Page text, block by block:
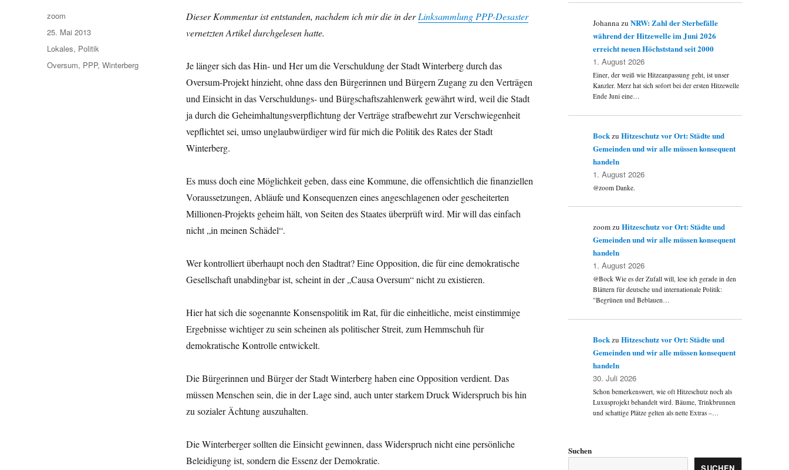
Dieser Kommentar ist entstanden, nachdem ich mir die in derLinksammlung PPP-Desaster
vernetzten Artikel durchgelesen hatte.
Je länger sich das Hin- und Her um die Verschuldung der Stadt Winterberg durch das
Oversum-Projekt hinzieht, ohne dass den Bürgerinnen und Bürgern Zugang zu den Verträgen
und Einsicht in das Verschuldungs- und Bürgschaftszahlenwerk gewährt wird, weil die Stadt
ja durch die Geheimhaltungsverpflichtung der Verträge strafbewehrt zur Verschwiegenheit
vepflichtet sei, umso unglaubwürdiger wird für mich die Politik des Rates der Stadt
Winterberg.
Es muss doch eine Möglichkeit geben, dass eine Kommune, die offensichtlich die finanziellen
Voraussetzungen, Abläufe und Konsequenzen eines angeschlagenen oder gescheiterten
Millionen-Projekts geheim hält, von Seiten des Staates überprüft wird. Mir will das einfach
nicht „in meinen Schädel“.
Wer kontrolliert überhaupt noch den Stadtrat? Eine Opposition, die für eine demokratische
Gesellschaft unabdingbar ist, scheint in der „Causa Oversum“ nicht zu existieren.
Hier hat sich die sogenannte Konsenspolitik im Rat, für die einheitliche, meist einstimmige
Ergebnisse wichtiger zu sein scheinen als politischer Streit, zum Hemmschuh für
demokratische Kontrolle entwickelt.
Die Bürgerinnen und Bürger der Stadt Winterberg haben eine Opposition verdient. Das
müssen Menschen sein, die in der Lage sind, auch unter starkem Druck Widerspruch bis hin
zu sozialer Ächtung auszuhalten.
Die Winterberger sollten die Einsicht gewinnen, dass Widerspruch nicht eine persönliche
Beleidigung ist, sondern die Essenz der Demokratie.
Autor
zoom
Veröffentlicht
am
25. Mai 2013
Kategorien
Lokales, Politik
Schlagwörter
Oversum, PPP,Winterberg
JohannazuNRW: Zahl der Sterbefälle
während der Hitzewelle im Juni 2026
erreicht neuen Höchststand seit 2000
1. August 2026
Einer, der weiß wie Hitzeanpassung geht, ist unser
Kanzler. Merz hat sich sofort bei der ersten Hitzewelle
Ende Juni eine…
BockzuHitzeschutz vor Ort: Städte und
Gemeinden und wir alle müssen konsequent
handeln
1. August 2026
@zoom Danke.
zoomzuHitzeschutz vor Ort: Städte und
Gemeinden und wir alle müssen konsequent
handeln
1. August 2026
@Bock Wie es der Zufall will, lese ich gerade in den
Blättern für deutsche und internationale Politik:
"Begrünen und Beblauen…
BockzuHitzeschutz vor Ort: Städte und
Gemeinden und wir alle müssen konsequent
handeln
30. Juli 2026
Schon bemerkenswert, wie oft Hitzeschutz noch als
Luxusprojekt behandelt wird. Bäume, Trinkbrunnen
und schattige Plätze gelten als nette Extras –…
Suchen
SUCHEN